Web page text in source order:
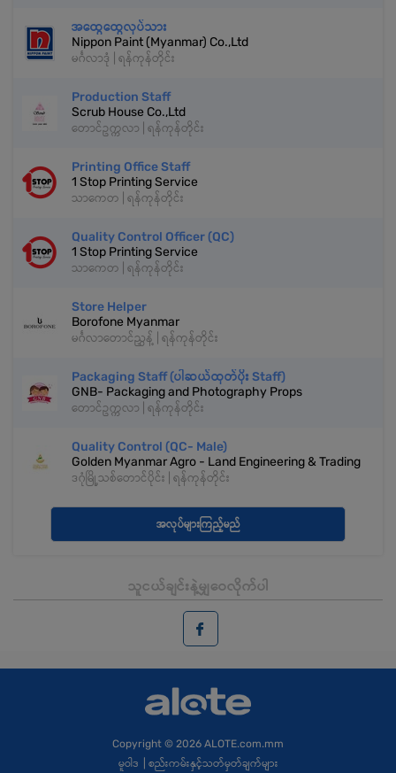
အထွေထွေလုပ်သား
Nippon Paint (Myanmar) Co.,Ltd
မင်္ဂလာဒုံ | ရန်ကုန်တိုင်း
Production Staff
Scrub House Co.,Ltd
တောင်ဥက္ကလာ | ရန်ကုန်တိုင်း
Printing Office Staff
1 Stop Printing Service
သာကေတ | ရန်ကုန်တိုင်း
Quality Control Officer (QC)
1 Stop Printing Service
သာကေတ | ရန်ကုန်တိုင်း
Store Helper
Borofone Myanmar
မင်္ဂလာတောင်ညွှန့် | ရန်ကုန်တိုင်း
Packaging Staff (ပါဆယ်ထုတ်ပိုး Staff)
GNB- Packaging and Photography Props
တောင်ဥက္ကလာ | ရန်ကုန်တိုင်း
Quality Control (QC- Male)
Golden Myanmar Agro - Land Engineering & Trading
ဒဂုံမြို့သစ်တောင်ပိုင်း | ရန်ကုန်တိုင်း
အလုပ်များကြည့်မည်
သူငယ်ချင်းနဲ့မျှဝေလိုက်ပါ
Copyright © 2026 ALOTE.com.mm
မူဝါဒ
စည်းကမ်းနှင့်သတ်မှတ်ချက်များ